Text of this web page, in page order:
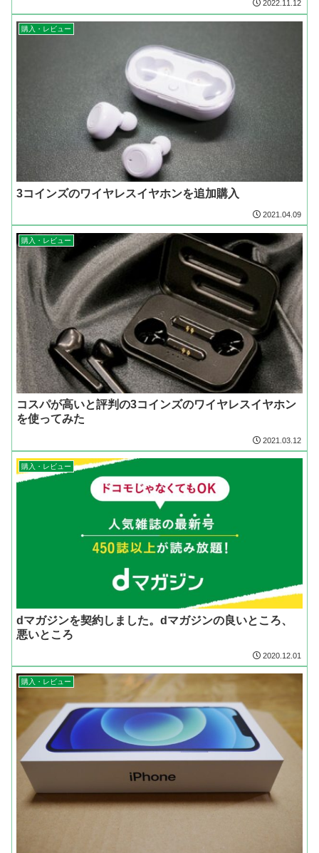
2022.11.12
購入・レビュー
3コインズのワイヤレスイヤホンを追加購入
2021.04.09
購入・レビュー
コスパが高いと評判の3コインズのワイヤレスイヤホン
を使ってみた
2021.03.12
購入・レビュー
dマガジンを契約しました。dマガジンの良いところ、
悪いところ
2020.12.01
購入・レビュー